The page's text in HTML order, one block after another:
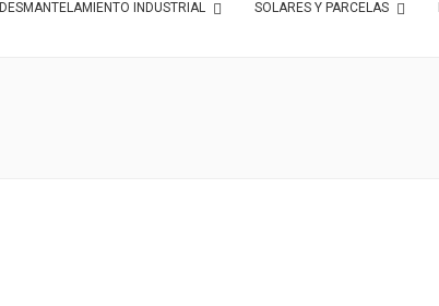
DESMANTELAMIENTO INDUSTRIAL SOLARES Y PARCELAS